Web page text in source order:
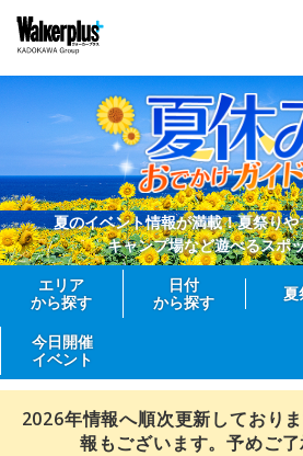
夏のイベント情報が満載！夏祭り
キャンプ場など遊べるスポ
エリア
から探す
日付
から探す
夏
今日開催
イベント
2026年情報へ順次更新しており
報もございます。予めご了